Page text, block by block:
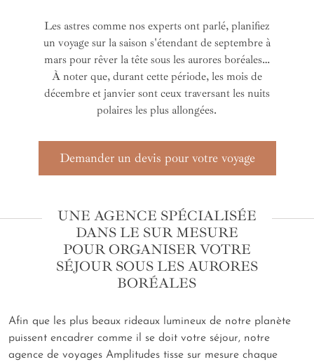
Les astres comme nos experts ont parlé, planifiez
un voyage sur la saison s'étendant de septembre à
mars pour rêver la tête sous les aurores boréales…
À noter que, durant cette période, les mois de
décembre et janvier sont ceux traversant les nuits
polaires les plus allongées.
Demander un devis pour votre voyage
UNE AGENCE SPÉCIALISÉE
DANS LE SUR MESURE
POUR ORGANISER VOTRE
SÉJOUR SOUS LES AURORES
BORÉALES
Afin que les plus beaux rideaux lumineux de notre planète
puissent encadrer comme il se doit votre séjour, notre
agence de voyages Amplitudes tisse sur mesure chaque